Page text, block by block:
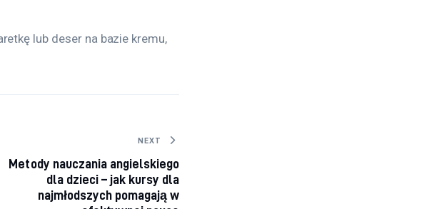
lub deser na bazie kremu,
NEXT
Metody nauczania angielskiego
dla dzieci – jak kursy dla
najmłodszych pomagają w